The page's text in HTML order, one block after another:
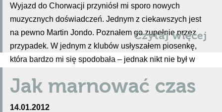
Wyjazd do Chorwacji przyniósł mi sporo nowych
muzycznych doświadczeń. Jednym z ciekawszych jest
na pewno Martin Jondo. Poznałem go zupełnie przez
przypadek. W jednym z klubów usłyszałem piosenkę,
która bardzo mi się spodobała – jednak nikt nie był w
Czytaj więcej
Jak marnować czas
14.01.2012